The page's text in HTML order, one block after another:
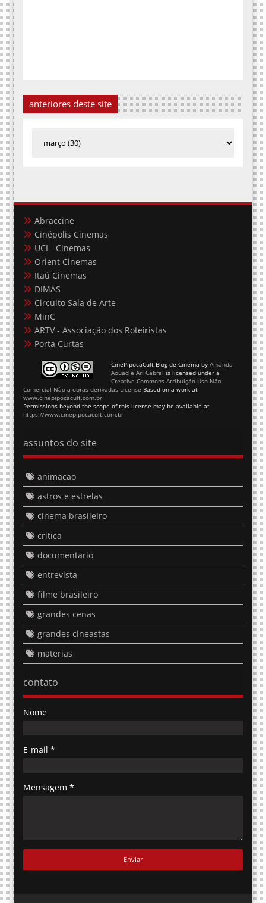
anteriores deste site
Abraccine
Cinépolis Cinemas
UCI - Cinemas
Orient Cinemas
Itaú Cinemas
DIMAS
Circuito Sala de Arte
MinC
ARTV - Associação dos Roteiristas
Porta Curtas
CinePipocaCult Blog de Cinema by Amanda
Aouad e Ari Cabral is licensed under a
Creative Commons Atribuição-Uso Não-
Comercial-Não a obras derivadas License Based on a work at
www.cinepipocacult.com.br
Permissions beyond the scope of this license may be available at
https://www.cinepipocacult.com.br
assuntos do site
animacao
astros e estrelas
cinema brasileiro
critica
documentario
entrevista
filme brasileiro
grandes cenas
grandes cineastas
materias
contato
Nome
E-mail *
Mensagem *